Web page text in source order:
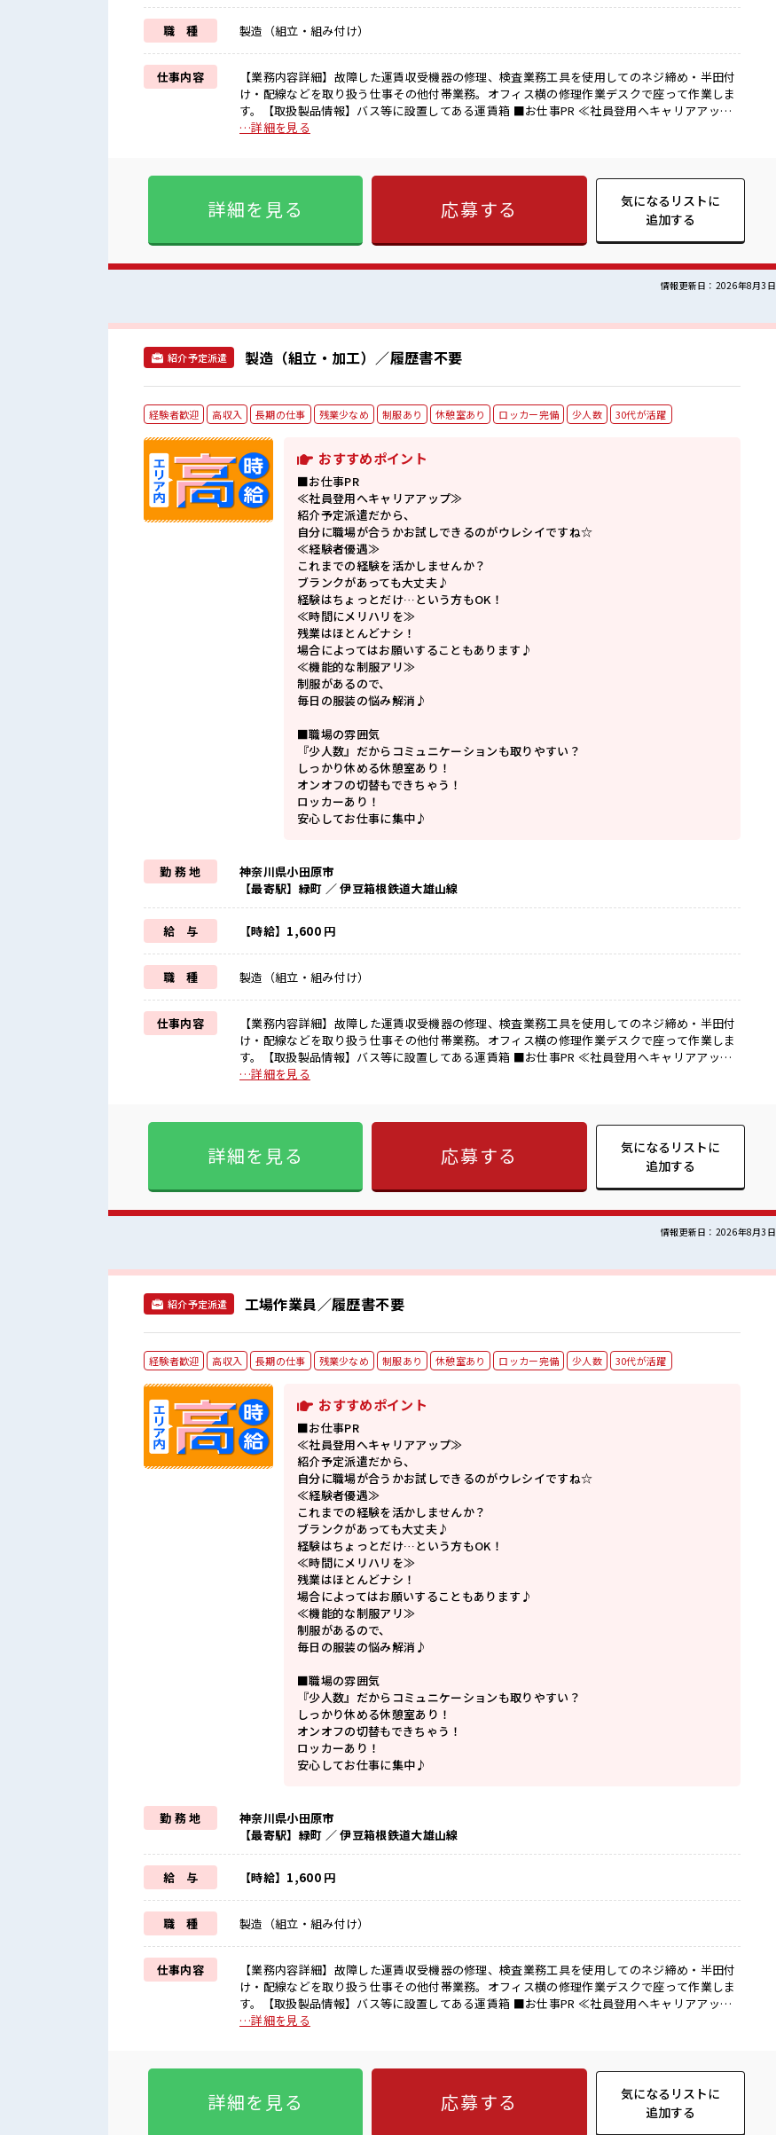
職 種 製造（組立・組み付け）
仕事内容
【業務内容詳細】故障した運賃収受機器の修理、検査業務工具を使用してのネジ締め・半田付
け・配線などを取り扱う仕事その他付帯業務。オフィス横の修理作業デスクで座って作業しま
す。【取扱製品情報】バス等に設置してある運賃箱 ■お仕事PR ≪社員登用へキャリアアップ
≫ 紹介予定派遣だから、 自分に職場が合うかお試しできるのがウレシイですね☆ ≪経験者優
もあります♪ ≪機能的な制服アリ≫ 制服があるので、 毎日の服装の悩み解消♪ ■職場の雰囲
気 『少人数』だからコミュニケーションも取りやすい？ しっかり休める休憩室あり！ オンオ
フの切替もできちゃう！ ロッカーあり！ 安心してお仕事に集中♪
…詳細を見る
詳細を見る 応募する
気になるリストに
追加する
情報更新日：2026年8月3日
紹介予定派遣 製造（組立・加工）／履歴書不要
経験者歓迎 高収入 長期の仕事 残業少なめ 制服あり 休憩室あり ロッカー完備 少人数 30代が活躍
おすすめポイント
■お仕事PR
≪社員登用へキャリアアップ≫
紹介予定派遣だから、
自分に職場が合うかお試しできるのがウレシイですね☆
≪経験者優遇≫
これまでの経験を活かしませんか？
ブランクがあっても大丈夫♪
経験はちょっとだけ…という方もOK！
≪時間にメリハリを≫
残業はほとんどナシ！
場合によってはお願いすることもあります♪
≪機能的な制服アリ≫
制服があるので、
毎日の服装の悩み解消♪
■職場の雰囲気
『少人数』だからコミュニケーションも取りやすい？
しっかり休める休憩室あり！
オンオフの切替もできちゃう！
ロッカーあり！
安心してお仕事に集中♪
勤 務 地
神奈川県小田原市
【最寄駅】緑町 ／ 伊豆箱根鉄道大雄山線
給 与 【時給】1,600 円
職 種 製造（組立・組み付け）
仕事内容
【業務内容詳細】故障した運賃収受機器の修理、検査業務工具を使用してのネジ締め・半田付
け・配線などを取り扱う仕事その他付帯業務。オフィス横の修理作業デスクで座って作業しま
す。【取扱製品情報】バス等に設置してある運賃箱 ■お仕事PR ≪社員登用へキャリアアップ
≫ 紹介予定派遣だから、 自分に職場が合うかお試しできるのがウレシイですね☆ ≪経験者優
もあります♪ ≪機能的な制服アリ≫ 制服があるので、 毎日の服装の悩み解消♪ ■職場の雰囲
気 『少人数』だからコミュニケーションも取りやすい？ しっかり休める休憩室あり！ オンオ
フの切替もできちゃう！ ロッカーあり！ 安心してお仕事に集中♪
…詳細を見る
詳細を見る 応募する
気になるリストに
追加する
情報更新日：2026年8月3日
紹介予定派遣 工場作業員／履歴書不要
経験者歓迎 高収入 長期の仕事 残業少なめ 制服あり 休憩室あり ロッカー完備 少人数 30代が活躍
おすすめポイント
■お仕事PR
≪社員登用へキャリアアップ≫
紹介予定派遣だから、
自分に職場が合うかお試しできるのがウレシイですね☆
≪経験者優遇≫
これまでの経験を活かしませんか？
ブランクがあっても大丈夫♪
経験はちょっとだけ…という方もOK！
≪時間にメリハリを≫
残業はほとんどナシ！
場合によってはお願いすることもあります♪
≪機能的な制服アリ≫
制服があるので、
毎日の服装の悩み解消♪
■職場の雰囲気
『少人数』だからコミュニケーションも取りやすい？
しっかり休める休憩室あり！
オンオフの切替もできちゃう！
ロッカーあり！
安心してお仕事に集中♪
勤 務 地
神奈川県小田原市
【最寄駅】緑町 ／ 伊豆箱根鉄道大雄山線
給 与 【時給】1,600 円
職 種 製造（組立・組み付け）
仕事内容
【業務内容詳細】故障した運賃収受機器の修理、検査業務工具を使用してのネジ締め・半田付
け・配線などを取り扱う仕事その他付帯業務。オフィス横の修理作業デスクで座って作業しま
す。【取扱製品情報】バス等に設置してある運賃箱 ■お仕事PR ≪社員登用へキャリアアップ
≫ 紹介予定派遣だから、 自分に職場が合うかお試しできるのがウレシイですね☆ ≪経験者優
もあります♪ ≪機能的な制服アリ≫ 制服があるので、 毎日の服装の悩み解消♪ ■職場の雰囲
気 『少人数』だからコミュニケーションも取りやすい？ しっかり休める休憩室あり！ オンオ
フの切替もできちゃう！ ロッカーあり！ 安心してお仕事に集中♪
…詳細を見る
詳細を見る 応募する
気になるリストに
追加する